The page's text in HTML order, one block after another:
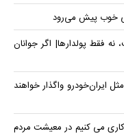
خوب پیش می‌رود
فقط پولدارها| اگر جوانان
ایران‌خودرو واگذار خواهند
کاری می کنیم در معیشت مردم